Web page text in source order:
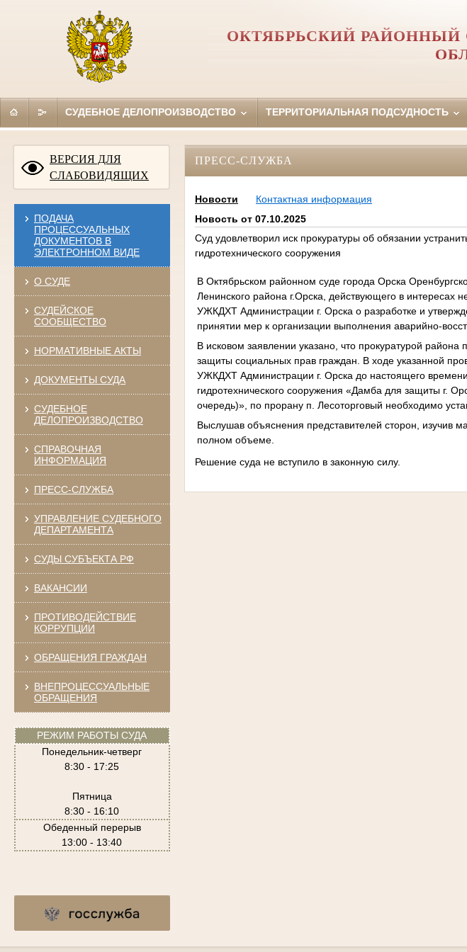
ОКТЯБРЬСКИЙ РАЙОННЫЙ
СУДЕБНОЕ ДЕЛОПРОИЗВОДСТВО ТЕРРИТОРИАЛЬНАЯ ПОДСУДНОСТЬ
ВЕРСИЯ ДЛЯ
СЛАБОВИДЯЩИХ
ПОДАЧА
ПРОЦЕССУАЛЬНЫХ
ДОКУМЕНТОВ В
ЭЛЕКТРОННОМ ВИДЕ
О СУДЕ
СУДЕЙСКОЕ
СООБЩЕСТВО
НОРМАТИВНЫЕ АКТЫ
ДОКУМЕНТЫ СУДА
СУДЕБНОЕ
ДЕЛОПРОИЗВОДСТВО
СПРАВОЧНАЯ
ИНФОРМАЦИЯ
ПРЕСС-СЛУЖБА
УПРАВЛЕНИЕ СУДЕБНОГО
ДЕПАРТАМЕНТА
СУДЫ СУБЪЕКТА РФ
ВАКАНСИИ
ПРОТИВОДЕЙСТВИЕ
КОРРУПЦИИ
ОБРАЩЕНИЯ ГРАЖДАН
ВНЕПРОЦЕССУАЛЬНЫЕ
ОБРАЩЕНИЯ
РЕЖИМ РАБОТЫ СУДА
Понедельник-четверг
8:30 - 17:25
Пятница
8:30 - 16:10
Обеденный перерыв
13:00 - 13:40
ПРЕСС-СЛУЖБА
Новости
Контактная информация
Новость от 07.10.2025
Суд удовлетворил иск прокуратуры об обязании
гидротехнического сооружения
В Октябрьском районном суде города Орска
Ленинского района г.Орска, действующего в интересах
УЖКДХТ Администрации г. Орска о разработке и
принятии мер к организации выполнения аварийно-
В исковом заявлении указано, что прокуратурой
защиты социальных прав граждан. В ходе указанной
УЖКДХТ Администрации г. Орска до настоящего
гидротехнического сооружения «Дамба для защиты г.
очередь)», по прорану п. Лесоторговый необходимо
Выслушав объяснения представителей сторон, изучив
полном объеме.
Решение суда не вступило в законную силу.